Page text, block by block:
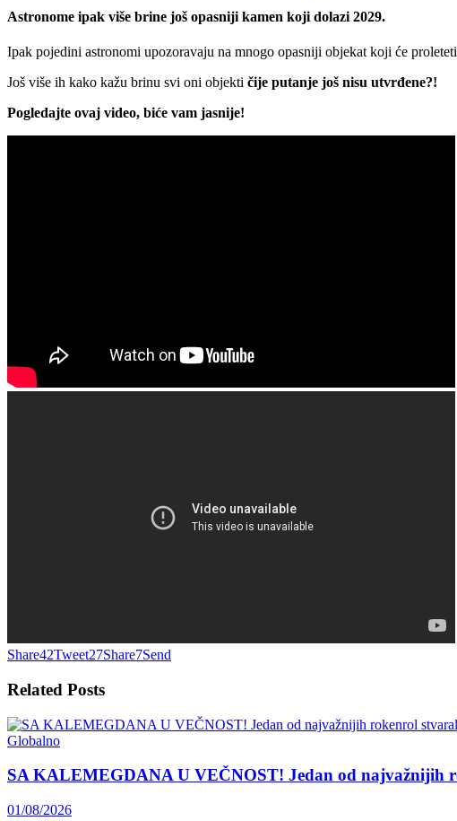
Astronome ipak više brine još opasniji kamen koji dolazi 2029.
Ipak pojedini astronomi upozoravaju na mnogo opasniji objekat koji će
Još više ih kako kažu brinu svi oni objekti čije putanje još nisu utvrđene?!
Pogledajte ovaj video, biće vam jasnije!
Share42Tweet27Share7Send
Related Posts
Globalno
SA KALEMEGDANA U VEČNOST! Jedan od najvažnijih
01/08/2026